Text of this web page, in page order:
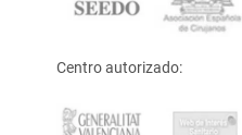
Centro autorizado: